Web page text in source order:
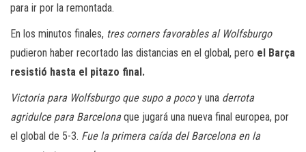
para ir por la remontada.
En los minutos finales, tres corners favorables al Wolfsburgo
pudieron haber recortado las distancias en el global, pero el Barça
resistió hasta el pitazo final.
Victoria para Wolfsburgo que supo a pocoy una derrota
agridulce para Barcelonaque jugará una nueva final europea, por
el global de 5-3. Fue la primera caída del Barcelona en la